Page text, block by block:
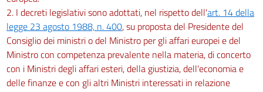
2. I decreti legislativi sono adottati, nel rispetto dell'art. 14 della
legge 23 agosto 1988, n. 400, su proposta del Presidente del
Consiglio dei ministri o del Ministro per gli affari europei e del
Ministro con competenza prevalente nella materia, di concerto
con i Ministri degli affari esteri, della giustizia, dell'economia e
delle finanze e con gli altri Ministri interessati in relazione